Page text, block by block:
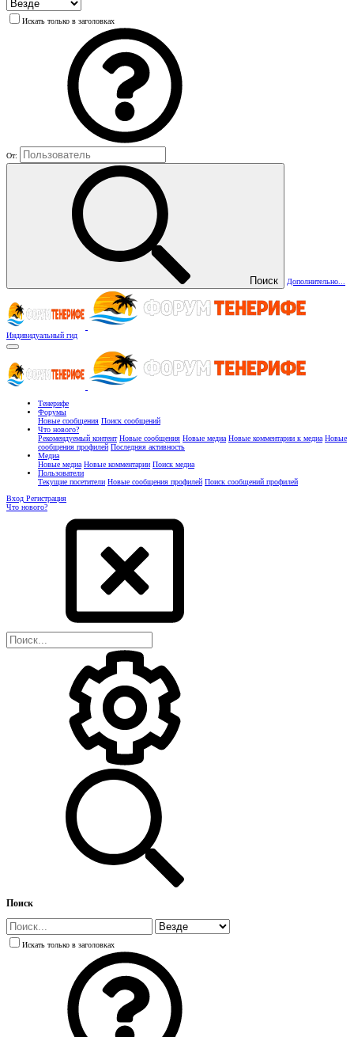
Искать только в заголовках
От:
Поиск Дополнительно...
Индивидуальный гид
Тенерифе
Форумы
Новые сообщения Поиск сообщений
Что нового?
Рекомендуемый контент Новые сообщения Новые медиа Новые комментарии к медиа Новые
сообщения профилей Последняя активность
Медиа
Новые медиа Новые комментарии Поиск медиа
Пользователи
Текущие посетители Новые сообщения профилей Поиск сообщений профилей
Вход Регистрация
Что нового?
Поиск
Искать только в заголовках